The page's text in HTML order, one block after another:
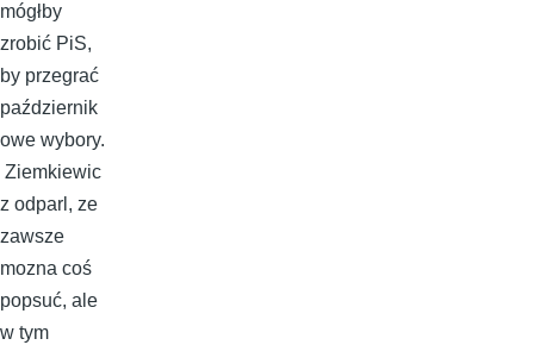
mógłby
zrobić PiS,
by przegrać
październik
owe wybory.
Ziemkiewic
z odparl, ze
zawsze
mozna coś
popsuć, ale
w tym